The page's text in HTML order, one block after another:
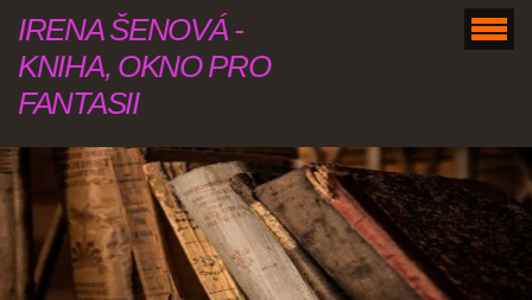
IRENA ŠENOVÁ -
KNIHA, OKNO PRO
FANTASII